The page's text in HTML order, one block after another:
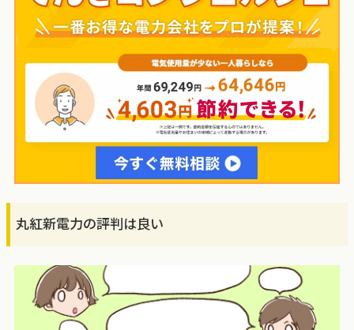
丸紅新電力の評判は良い